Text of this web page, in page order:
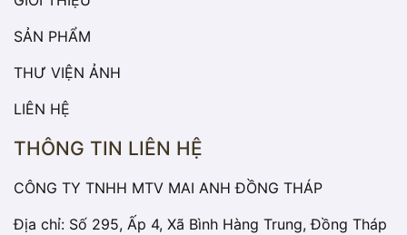
SẢN PHẨM
THƯ VIỆN ẢNH
LIÊN HỆ
THÔNG TIN LIÊN HỆ
CÔNG TY TNHH MTV MAI ANH ĐỒNG THÁP
Địa chỉ: Số 295, Ấp 4, Xã Bình Hàng Trung, Đồng Tháp